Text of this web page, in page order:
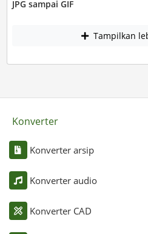
JPG sampai GIF
Tampilkan
Konverter
Konverter arsip
Konverter audio
Konverter CAD